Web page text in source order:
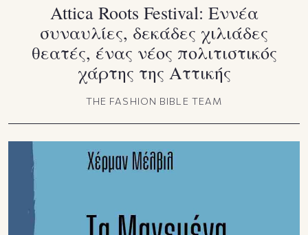
Attica Roots Festival: Εννέα
συναυλίες, δεκάδες χιλιάδες
θεατές, ένας νέος πολιτιστικός
χάρτης της Αττικής
THE FASHION BIBLE TEAM